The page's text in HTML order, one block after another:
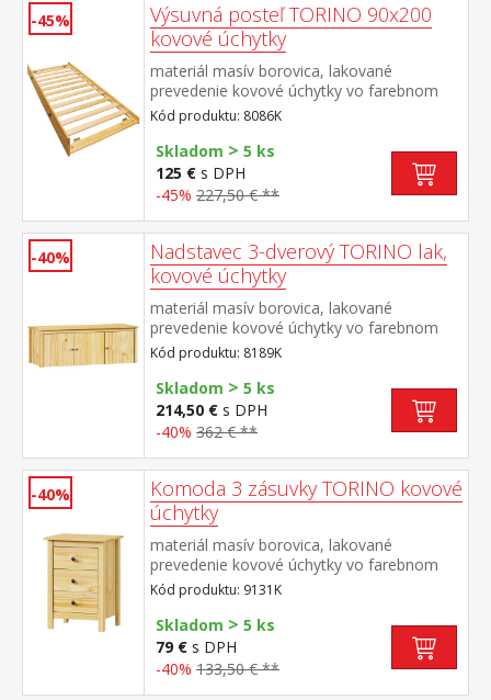
-45%
Výsuvná posteľ TORINO 90x200
kovové úchytky
materiál masív borovica, lakované
prevedenie kovové úchytky vo farebnom
prevedení černená mosadz výsuvná na
kolieskach, cena bez matraca maximálna
odporúčaná výška matraca 14
cm odporúčaný rozmer matraca 90 × 200
cm vhodná ako výsuvná prístelka k pohovke
TORINO 8085 alebo k jednolôžku JANA
ID30400225
Kód produktu: 8086K
Skladom > 5 ks
125 € s DPH
-45% 227,50 € **
-40%
Nadstavec 3-dverový TORINO lak,
kovové úchytky
materiál masív borovica, lakované
prevedenie kovové úchytky vo farebnom
prevedení černená mosadz nadstavec pre
skriňu 8089K
Kód produktu: 8189K
Skladom > 5 ks
214,50 € s DPH
-40% 362 € **
-40%
Komoda 3 zásuvky TORINO kovové
úchytky
materiál masív borovica, lakované
prevedenie kovové úchytky vo farebnom
prevedení černená mosadz tri zásuvky s
kovovými pojazdmi
Kód produktu: 9131K
Skladom > 5 ks
79 € s DPH
-40% 133,50 € **